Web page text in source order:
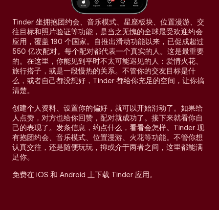
Tinder 坐拥抱团约会、音乐模式、星座板块、位置漫游、交
往目标和照片验证等功能，是当之无愧的全球最受欢迎约会
应用，覆盖 190 个国家。自推出滑动功能以来，已促成超过
550 亿次配对。每个配对都代表一个真实的人。这是最重要
的。在这里，你能见到平时不太可能遇见的人：爱情火花、
旅行搭子，或是一段慢热的关系。不管你的交友目标是什
么，或者自己都没想好，Tinder 都给你充足的空间，让你搞
清楚。
创建个人资料、设置你的偏好，就可以开始滑动了。如果给
人点赞，对方也给你回赞，配对就成功了。接下来就看你自
己的表现了。发条信息，约点什么，看看会怎样。Tinder 现
有抱团约会、音乐模式、位置漫游、火花等功能。不管你想
认真交往，还是随便玩玩，抑或介于两者之间，这里都能满
足你。
免费在 iOS 和 Android 上下载 Tinder 应用。